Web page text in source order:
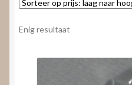
Nieuws
Video’s
Enig resultaat